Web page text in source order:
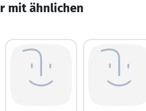
mit ähnlichen